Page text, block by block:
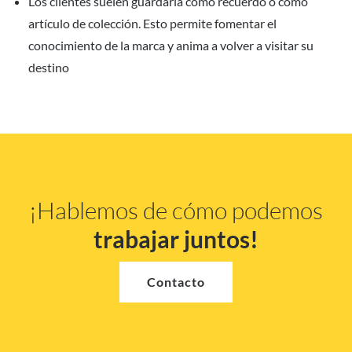
artículo de colección. Esto permite fomentar el
conocimiento de la marca y anima a volver a visitar su
destino
¡Hablemos de cómo podemos
trabajar juntos!
Contacto